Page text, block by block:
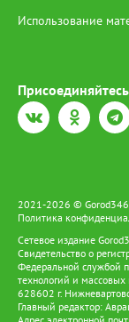
Использование
2021-2026 ©
Политика
Сетевое издание
Свидетельство о
Федеральной службой
технологий и
628602 г.
Главный редактор: